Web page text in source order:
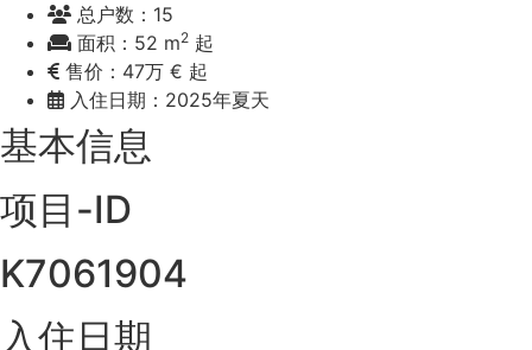
总户数：15
面积：52 m2 起
售价：47万 € 起
入住日期：2025年夏天
基本信息
项目-ID
K7061904
入住日期